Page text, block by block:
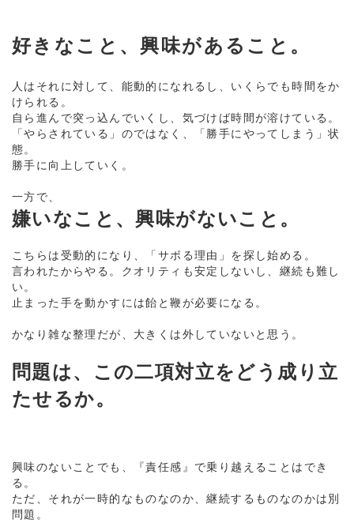
好きなこと、興味があること。
人はそれに対して、能動的になれるし、いくらでも時間をか
けられる。
自ら進んで突っ込んでいくし、気づけば時間が溶けている。
「やらされている」のではなく、「勝手にやってしまう」状
態。
勝手に向上していく。
一方で、
嫌いなこと、興味がないこと。
こちらは受動的になり、「サボる理由」を探し始める。
言われたからやる。クオリティも安定しないし、継続も難し
い。
止まった手を動かすには飴と鞭が必要になる。
かなり雑な整理だが、大きくは外していないと思う。
問題は、この二項対立をどう成り立
たせるか。
興味のないことでも、『責任感』で乗り越えることはでき
る。
ただ、それが一時的なものなのか、継続するものなのかは別
問題。